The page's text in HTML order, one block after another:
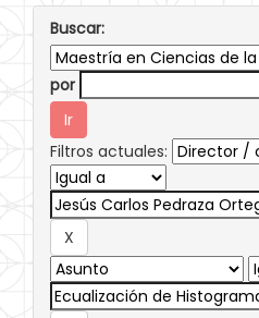
Buscar:
por
Filtros actuales: